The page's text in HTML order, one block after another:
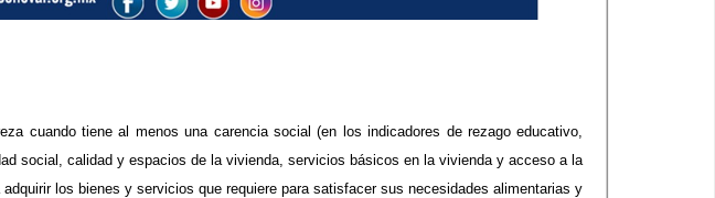
cuando tiene al menos una carencia social (en los indicadores de rezago educativo,
social, calidad y espacios de la vivienda, servicios básicos en la vivienda y acceso a la
los bienes y servicios que requiere para satisfacer sus necesidades alimentarias y